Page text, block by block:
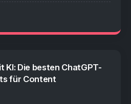
KI: Die besten ChatGPT-
für Content